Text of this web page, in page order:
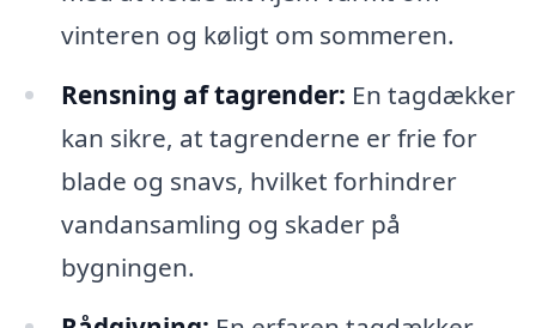
vinteren og køligt om sommeren.
Rensning af tagrender: En tagdækker
kan sikre, at tagrenderne er frie for
blade og snavs, hvilket forhindrer
vandansamling og skader på
bygningen.